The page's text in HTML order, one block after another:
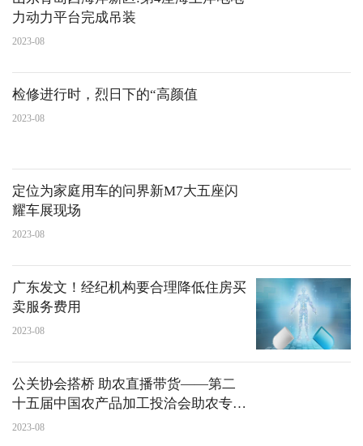
力动力平台完成吊装
2023-08
检修进行时，烈日下的“高颜值
2023-08
定位为家庭用车的问界新M7大五座闪
耀车展现场
2023-08
广东发文！经纪机构要合理降低住房买
卖服务费用
2023-08
公关协会搭桥 助农直播带货——第二
十五届中国农产品加工投洽会助农专场
直播带货选品工作火热进行
2023-08